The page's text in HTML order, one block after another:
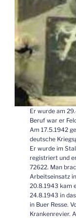
Er wurde am
Beruf war er
Am 17.5.1942
deutsche
Er wurde im
registriert und
72622. Man
Arbeitseinsatz
20.8.1943 kam
24.8.1943 in
in Buer Resse.
Krankenrevier.